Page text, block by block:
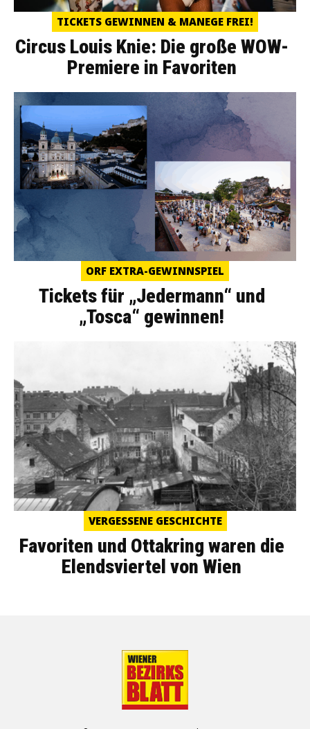
TICKETS GEWINNEN & MANEGE FREI!
Circus Louis Knie: Die große WOW-
Premiere in Favoriten
ORF EXTRA-GEWINNSPIEL
Tickets für „Jedermann“ und
„Tosca“ gewinnen!
VERGESSENE GESCHICHTE
Favoriten und Ottakring waren die
Elendsviertel von Wien